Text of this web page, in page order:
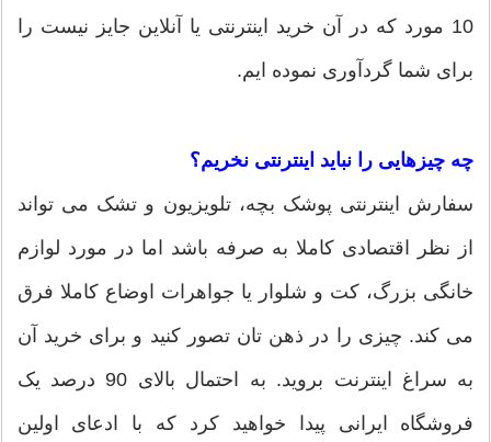
10 مورد که در آن خرید اینترنتی یا آنلاین جایز نیست را
برای شما گردآوری نموده ایم.
چه چیزهایی را نباید اینترنتی نخریم؟
سفارش اینترنتی پوشک بچه، تلویزیون و تشک می تواند
از نظر اقتصادی کاملا به صرفه باشد اما در مورد لوازم
خانگی بزرگ، کت و شلوار یا جواهرات اوضاع کاملا فرق
می کند. چیزی را در ذهن تان تصور کنید و برای خرید آن
به سراغ اینترنت بروید. به احتمال بالای 90 درصد یک
فروشگاه ایرانی پیدا خواهید کرد که با ادعای اولین